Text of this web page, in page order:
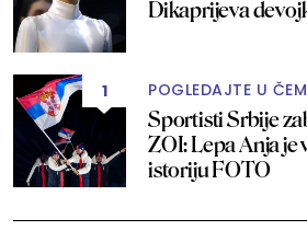
Dikaprijeva
1 POGLEDAJTE U
Sportisti Srbije
ZOI: Lepa Anja je
istoriju FOTO